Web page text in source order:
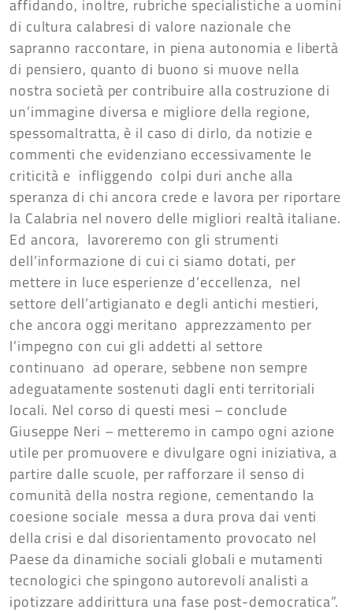
affidando, inoltre, rubriche specialistiche a uomini
di cultura calabresi di valore nazionale che
sapranno raccontare, in piena autonomia e libertà
di pensiero, quanto di buono si muove nella
nostra società per contribuire alla costruzione di
un’immagine diversa e migliore della regione,
spessomaltratta, è il caso di dirlo, da notizie e
commenti che evidenziano eccessivamente le
criticità e infliggendo colpi duri anche alla
speranza di chi ancora crede e lavora per riportare
la Calabria nel novero delle migliori realtà italiane.
Ed ancora, lavoreremo con gli strumenti
dell’informazione di cui ci siamo dotati, per
mettere in luce esperienze d’eccellenza, nel
settore dell’artigianato e degli antichi mestieri,
che ancora oggi meritano apprezzamento per
l’impegno con cui gli addetti al settore
continuano ad operare, sebbene non sempre
adeguatamente sostenuti dagli enti territoriali
locali. Nel corso di questi mesi – conclude
Giuseppe Neri – metteremo in campo ogni azione
utile per promuovere e divulgare ogni iniziativa, a
partire dalle scuole, per rafforzare il senso di
comunità della nostra regione, cementando la
coesione sociale messa a dura prova dai venti
della crisi e dal disorientamento provocato nel
Paese da dinamiche sociali globali e mutamenti
tecnologici che spingono autorevoli analisti a
ipotizzare addirittura una fase post-democratica”.